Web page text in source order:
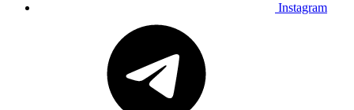
Instagram